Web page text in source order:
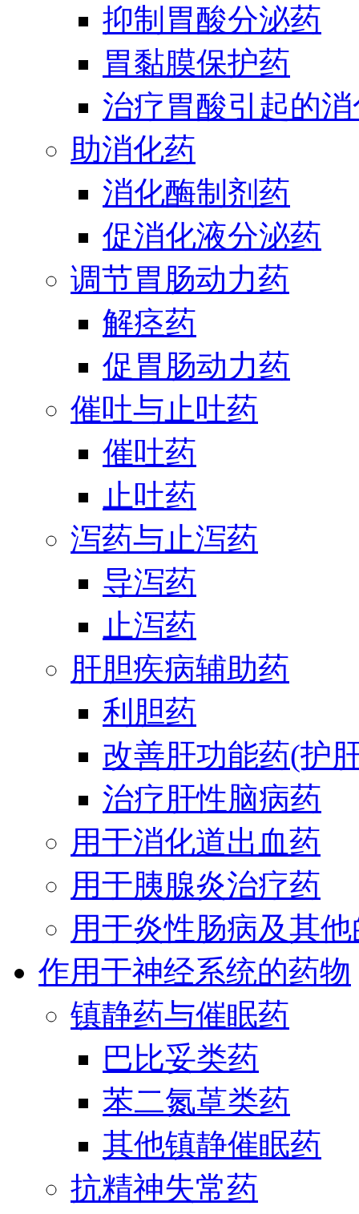
抑制胃酸分泌药
胃黏膜保护药
治疗胃酸引起的
助消化药
消化酶制剂药
促消化液分泌药
调节胃肠动力药
解痉药
促胃肠动力药
催吐与止吐药
催吐药
止吐药
泻药与止泻药
导泻药
止泻药
肝胆疾病辅助药
利胆药
改善肝功能药(护
治疗肝性脑病药
用于消化道出血药
用于胰腺炎治疗药
用于炎性肠病及其
作用于神经系统的药物
镇静药与催眠药
巴比妥类药
苯二氮䓬类药
其他镇静催眠药
抗精神失常药